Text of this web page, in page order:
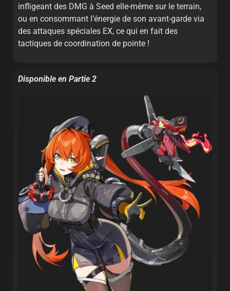
infligeant des DMG à Seed elle-même sur le terrain,
ou en consommant l’énergie de son avant-garde via
des attaques spéciales EX, ce qui en fait des
tactiques de coordination de pointe !
Disponible en Partie 2